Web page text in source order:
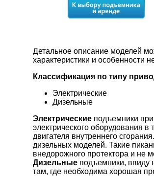
Детальное описание моделей
характеристики и особенности
Классификация по типу
Электрические
Дизельные
Электрические подъемники
электрического оборудования
двигателя внутреннего
дизельных моделей. Такие
внедорожного протектора и не
Дизельные подъемники, ввиду
там, где необходима хорошая